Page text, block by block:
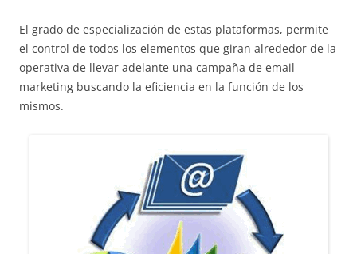
El grado de especialización de estas plataformas, permite
el control de todos los elementos que giran alrededor de la
operativa de llevar adelante una campaña de email
marketing buscando la eficiencia en la función de los
mismos.